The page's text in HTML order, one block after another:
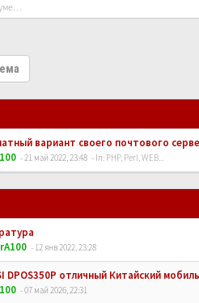
вариант своего почтового
- 21 май 2022, 23:48 - In: PHP, Perl, WEB...
- 12 янв 2022, 23:28
DPOS350P отличный Китайский
- 07 май 2026, 22:31